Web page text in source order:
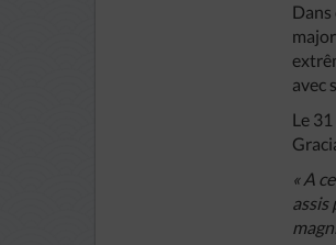
Dans
avec
Le
« A
assis